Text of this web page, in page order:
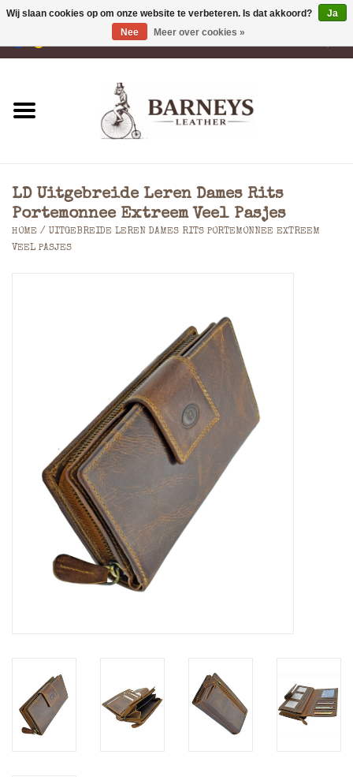
Portemonnees
Rugzakken
Schoudertassen
LD Uitgebreide Leren Dames Rits
Portemonnee Extreem Veel Pasjes
HOME / UITGEBREIDE LEREN DAMES RITS PORTEMONNEE EXTREEM
VEEL PASJES
Wij slaan cookies op om onze website te verbeteren. Is dat akkoord?
Ja
Nee
Meer over cookies »